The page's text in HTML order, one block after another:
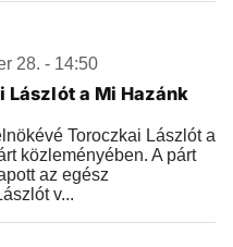
28. - 14:50
a Mi Hazánk
Toroczkai Lászlót a
közleményében. A párt
az egész
v...